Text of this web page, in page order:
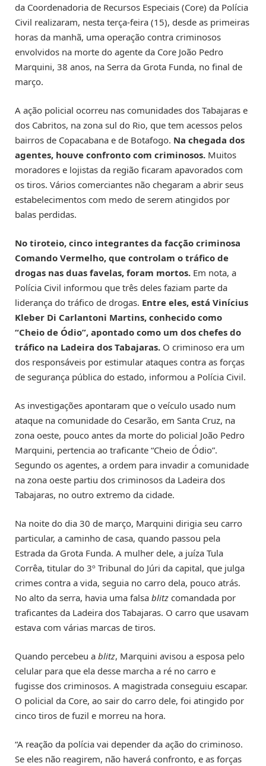
da Coordenadoria de Recursos Especiais (Core) da Polícia
Civil realizaram, nesta terça-feira (15), desde as primeiras
horas da manhã, uma operação contra criminosos
envolvidos na morte do agente da Core João Pedro
Marquini, 38 anos, na Serra da Grota Funda, no final de
março.
A ação policial ocorreu nas comunidades dos Tabajaras e
dos Cabritos, na zona sul do Rio, que tem acessos pelos
bairros de Copacabana e de Botafogo. Na chegada dos
agentes, houve confronto com criminosos. Muitos
moradores e lojistas da região ficaram apavorados com
os tiros. Vários comerciantes não chegaram a abrir seus
estabelecimentos com medo de serem atingidos por
balas perdidas.
No tiroteio, cinco integrantes da facção criminosa
Comando Vermelho, que controlam o tráfico de
drogas nas duas favelas, foram mortos. Em nota, a
Polícia Civil informou que três deles faziam parte da
liderança do tráfico de drogas. Entre eles, está Vinícius
Kleber Di Carlantoni Martins, conhecido como
“Cheio de Ódio”, apontado como um dos chefes do
tráfico na Ladeira dos Tabajaras. O criminoso era um
dos responsáveis por estimular ataques contra as forças
de segurança pública do estado, informou a Polícia Civil.
As investigações apontaram que o veículo usado num
ataque na comunidade do Cesarão, em Santa Cruz, na
zona oeste, pouco antes da morte do policial João Pedro
Marquini, pertencia ao traficante “Cheio de Ódio”.
Segundo os agentes, a ordem para invadir a comunidade
na zona oeste partiu dos criminosos da Ladeira dos
Tabajaras, no outro extremo da cidade.
Na noite do dia 30 de março, Marquini dirigia seu carro
particular, a caminho de casa, quando passou pela
Estrada da Grota Funda. A mulher dele, a juíza Tula
Corrêa, titular do 3º Tribunal do Júri da capital, que julga
crimes contra a vida, seguia no carro dela, pouco atrás.
No alto da serra, havia uma falsa blitz comandada por
traficantes da Ladeira dos Tabajaras. O carro que usavam
estava com várias marcas de tiros.
Quando percebeu a blitz, Marquini avisou a esposa pelo
celular para que ela desse marcha a ré no carro e
fugisse dos criminosos. A magistrada conseguiu escapar.
O policial da Core, ao sair do carro dele, foi atingido por
cinco tiros de fuzil e morreu na hora.
“A reação da polícia vai depender da ação do criminoso.
Se eles não reagirem, não haverá confronto, e as forças